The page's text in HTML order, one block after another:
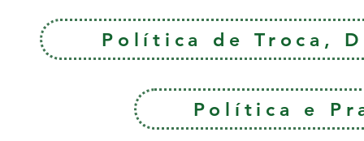
Política de Troca,
Política e